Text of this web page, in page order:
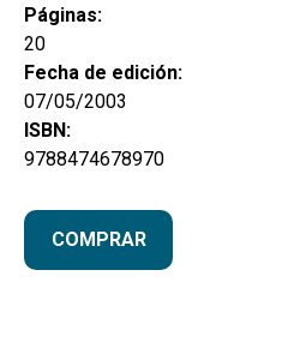
ESP
Páginas:
20
Fecha de edición:
07/05/2003
ISBN:
9788474678970
COMPRAR